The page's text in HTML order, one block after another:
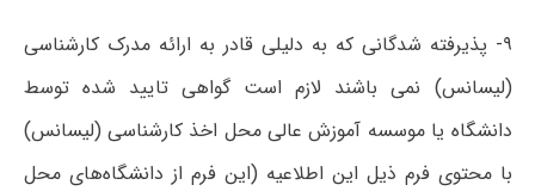
۹- پذیرفته شدگانی که به دلیلی قادر به ارائه مدرک کارشناسی
(لیسانس) نمی باشند لازم است گواهی تایید شده توسط
دانشگاه یا موسسه آموزش عالی محل اخذ کارشناسی (لیسانس)
با محتوی فرم ذیل این اطلاعیه (این فرم از دانشگاه‌های محل